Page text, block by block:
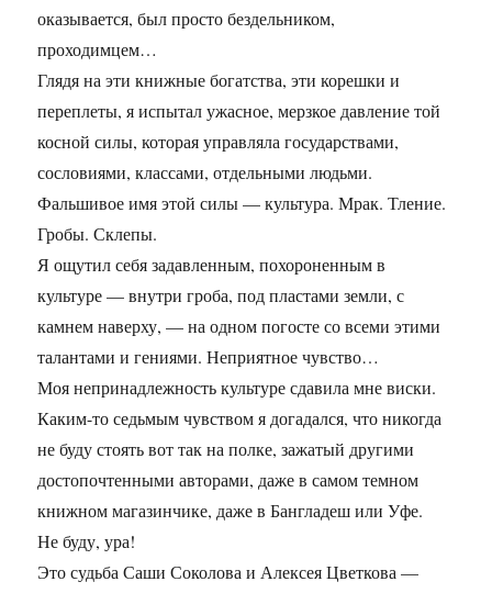
оказывается, был просто бездельником,
проходимцем…
Глядя на эти книжные богатства, эти корешки и
переплеты, я испытал ужасное, мерзкое давление той
косной силы, которая управляла государствами,
сословиями, классами, отдельными людьми.
Фальшивое имя этой силы — культура. Мрак. Тление.
Гробы. Склепы.
Я ощутил себя задавленным, похороненным в
культуре — внутри гроба, под пластами земли, с
камнем наверху, — на одном погосте со всеми этими
талантами и гениями. Неприятное чувство…
Моя непринадлежность культуре сдавила мне виски.
Каким-то седьмым чувством я догадался, что никогда
не буду стоять вот так на полке, зажатый другими
достопочтенными авторами, даже в самом темном
книжном магазинчике, даже в Бангладеш или Уфе.
Не буду, ура!
Это судьба Саши Соколова и Алексея Цветкова —